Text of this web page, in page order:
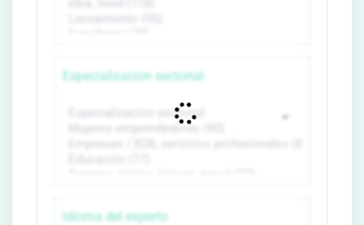
Especialización sectorial
Idioma del experto